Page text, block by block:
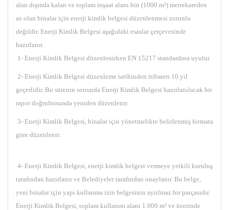
alan dışında kalan ve toplam inşaat alanı bin (1000 m²) metrekareden
az olan binalar için enerji kimlik belgesi düzenlenmesi zorunlu
değildir. Enerji Kimlik Belgesi aşağıdaki esaslar çerçevesinde
hazırlanır.
1- Enerji Kimlik Belgesi düzenlenirken EN 15217 standardına uyulur.
2- Enerji Kimlik Belgesi düzenleme tarihinden itibaren 10 yıl
geçerlidir. Bu sürenin sonunda Enerji Kimlik Belgesi hazırlanılacak bir
rapor doğrultusunda yeniden düzenlenir.
3- Enerji Kimlik Belgesi, binalar için yönetmelikte belirlenmiş formata
göre düzenlenir.
4- Enerji Kimlik Belgesi, enerji kimlik belgesi vermeye yetkili kuruluş
tarafından hazırlanır ve Belediyeler tarafından onaylanır. Bu belge,
yeni binalar için yapı kullanma izin belgesinin ayrılmaz bir parçasıdır.
Enerji Kimlik Belgesi, toplam kullanım alanı 1.000 m² ve üzerinde